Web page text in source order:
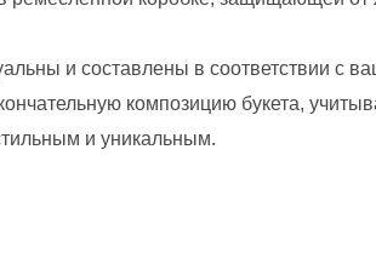
и составлены в соответствии с
композицию букета,
и уникальным.